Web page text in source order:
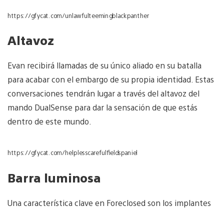
https://gfycat.com/unlawfulteemingblackpanther
Altavoz
Evan recibirá llamadas de su único aliado en su batalla
para acabar con el embargo de su propia identidad. Estas
conversaciones tendrán lugar a través del altavoz del
mando DualSense para dar la sensación de que estás
dentro de este mundo.
https://gfycat.com/helplesscarefulfieldspaniel
Barra luminosa
Una característica clave en Foreclosed son los implantes